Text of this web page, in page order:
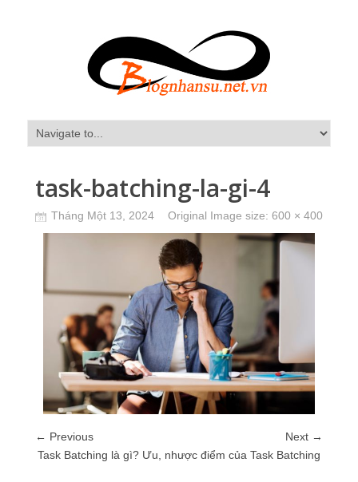
task-batching-la-gi-4
Tháng Một 13, 2024 Original Image size: 600 × 400
← Previous
Next →
Task Batching là gì? Ưu, nhược điểm của Task Batching